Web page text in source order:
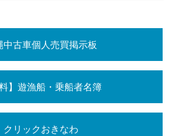
中古車個人売買掲示板
料】遊漁船・乗船者名簿
クリックおきなわ